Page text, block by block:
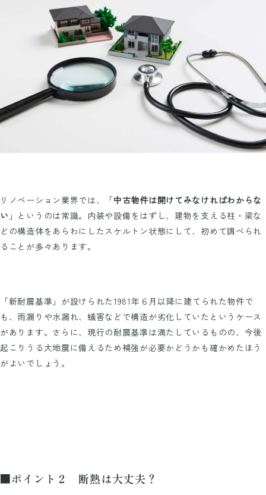
リノベーション業界では、「中古物件は開けてみなければわからな
い 」というのは常識。内装や設備をはずし、建物を支える柱・梁な
どの構造体をあらわにしたスケルトン状態にして、初めて調べられ
ることが多々あります。
「新耐震基準」が設けられた1981年６月以降に建てられた物件で
も、雨漏りや水漏れ、蟻害などで構造が劣化していたというケース
があります。さらに、現行の耐震基準は満たしているものの、今後
起こりうる大地震に備えるため補強が必要かどうかも確かめたほう
がよいでしょう。
■ポイント２ 断熱は大丈夫？